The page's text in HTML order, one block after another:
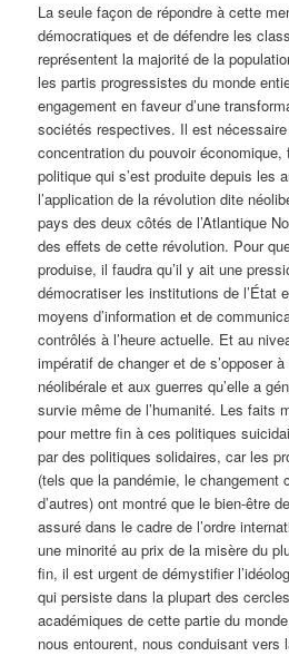
La seule façon de répondre à cette
démocratiques et de défendre les
représentent la majorité de la
les partis progressistes du monde
engagement en faveur d’une
sociétés respectives. Il est nécessaire
concentration du pouvoir
politique qui s’est produite depuis les
l’application de la révolution dite
pays des deux côtés de l’Atlantique
des effets de cette révolution. Pour
produise, il faudra qu’il y ait une
démocratiser les institutions de l’État
moyens d’information et de
contrôlés à l’heure actuelle. Et au
impératif de changer et de s’opposer
néolibérale et aux guerres qu’elle a
survie même de l’humanité. Les faits
pour mettre fin à ces politiques
par des politiques solidaires, car les
(tels que la pandémie, le changement
d’autres) ont montré que le bien-être
assuré dans le cadre de l’ordre
une minorité au prix de la misère du
fin, il est urgent de démystifier
qui persiste dans la plupart des
académiques de cette partie du
nous entourent, nous conduisant vers